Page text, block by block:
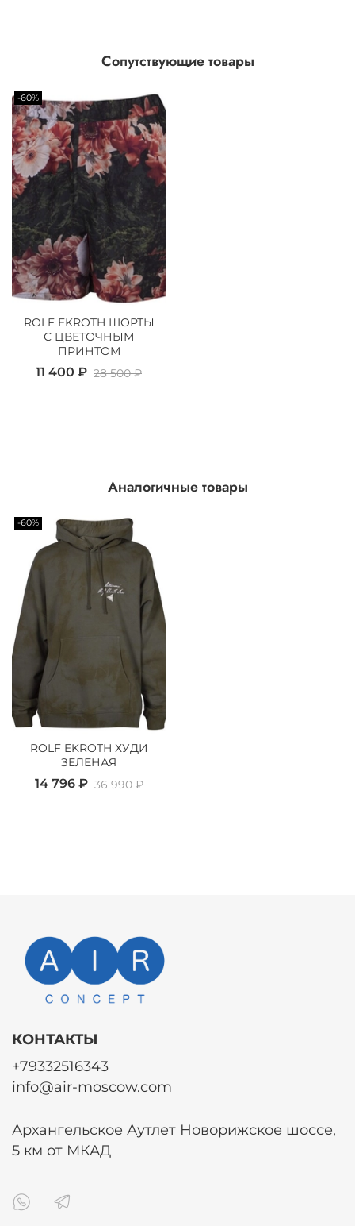
Сопутствующие товары
-60%
ROLF EKROTH ШОРТЫ
С ЦВЕТОЧНЫМ
ПРИНТОМ
11 400 ₽ 28 500 ₽
Аналогичные товары
-60%
ROLF EKROTH ХУДИ
ЗЕЛЕНАЯ
14 796 ₽ 36 990 ₽
КОНТАКТЫ
+79332516343
info@air-moscow.com
Архангельское Аутлет Новорижское шоссе,
5 км от МКАД